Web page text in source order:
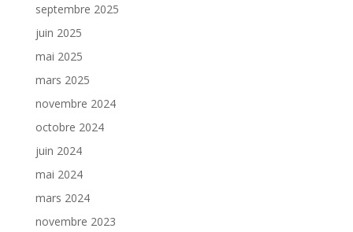
septembre 2025
juin 2025
mai 2025
mars 2025
novembre 2024
octobre 2024
juin 2024
mai 2024
mars 2024
novembre 2023